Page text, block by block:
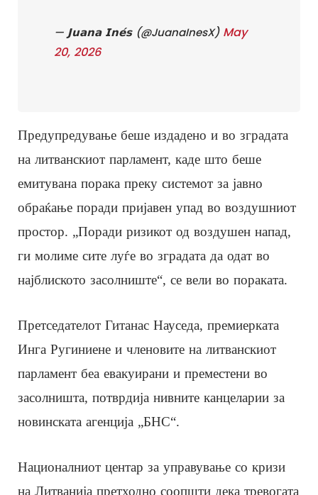
— 𝗝𝘂𝗮𝗻𝗮 𝗜𝗻𝗲́𝘀 (@JuanaInesX) May
20, 2026
Предупредување беше издадено и во зградата
на литванскиот парламент, каде што беше
емитувана порака преку системот за јавно
обраќање поради пријавен упад во воздушниот
простор. „Поради ризикот од воздушен напад,
ги молиме сите луѓе во зградата да одат во
најблиското засолниште“, се вели во пораката.
Претседателот Гитанас Науседа, премиерката
Инга Ругиниене и членовите на литванскиот
парламент беа евакуирани и преместени во
засолништа, потврдија нивните канцеларии за
новинската агенција „БНС“.
Националниот центар за управување со кризи
на Литванија претходно соопшти дека тревогата